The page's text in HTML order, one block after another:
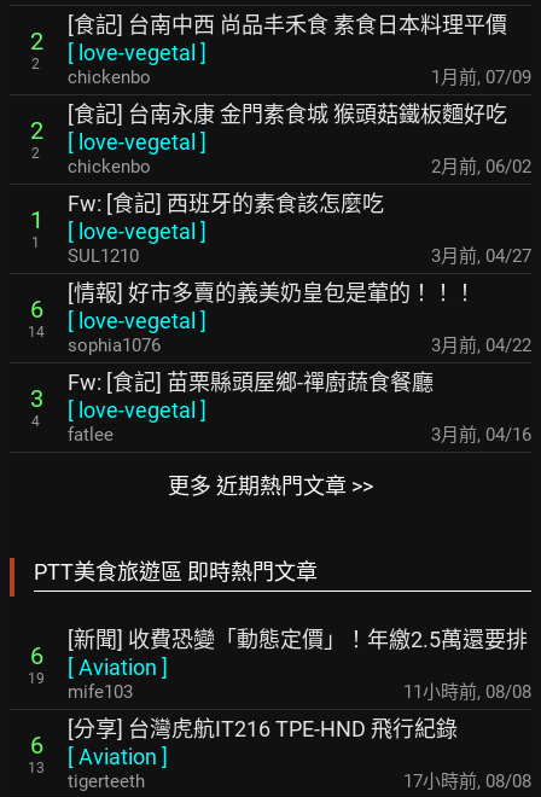
2
2
[食記] 台南中西 尚品丰禾食 素食日本料理平價
[ love-vegetal ]
chickenbo 1月前, 07/09
2
2
[食記] 台南永康 金門素食城 猴頭菇鐵板麵好吃
[ love-vegetal ]
chickenbo 2月前, 06/02
1
1
Fw: [食記] 西班牙的素食該怎麼吃
[ love-vegetal ]
SUL1210 3月前, 04/27
6
14
[情報] 好市多賣的義美奶皇包是葷的！！！
[ love-vegetal ]
sophia1076 3月前, 04/22
3
4
Fw: [食記] 苗栗縣頭屋鄉-禪廚蔬食餐廳
[ love-vegetal ]
fatlee 3月前, 04/16
更多 近期熱門文章 >>
PTT美食旅遊區 即時熱門文章
6
19
[新聞] 收費恐變「動態定價」！年繳2.5萬還要排
[Aviation ]
mife103 11小時前, 08/08
6
13
[分享] 台灣虎航IT216 TPE-HND 飛行紀錄
[Aviation ]
tigerteeth 17小時前, 08/08